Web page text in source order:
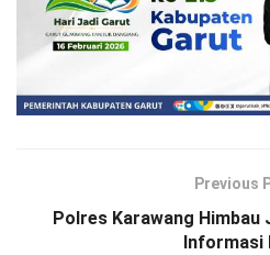
Previous
Polres Karawang Himbau
Informasi